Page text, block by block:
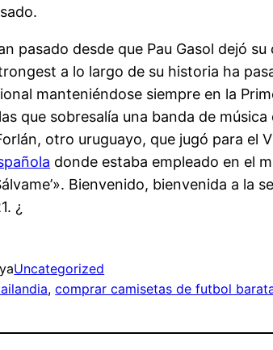
pasado desde que Pau Gasol dejó
a lo largo de su historia ha
manteniéndose siempre en la
que sobresalía una banda de
otro uruguayo, que jugó para
donde estaba empleado en el
Bienvenido, bienvenida a
¿
Uncategorized
, comprar camisetas de futbol